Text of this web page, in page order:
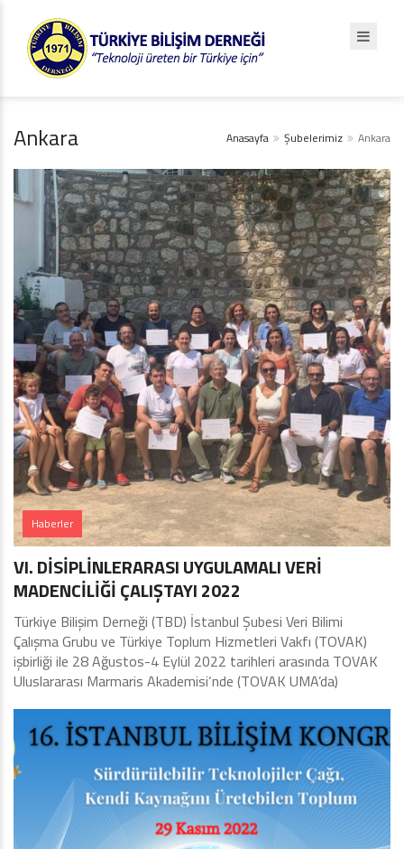
Ankara Anasayfa Şubelerimiz Ankara
Haberler
VI. DİSİPLİNLERARASI UYGULAMALI VERİ
MADENCİLİĞİ ÇALIŞTAYI 2022
Türkiye Bilişim Derneği (TBD) İstanbul Şubesi Veri Bilimi
Çalışma Grubu ve Türkiye Toplum Hizmetleri Vakfı (TOVAK)
işbirliği ile 28 Ağustos-4 Eylül 2022 tarihleri arasında TOVAK
Uluslararası Marmaris Akademisi‘nde (TOVAK UMA’da)